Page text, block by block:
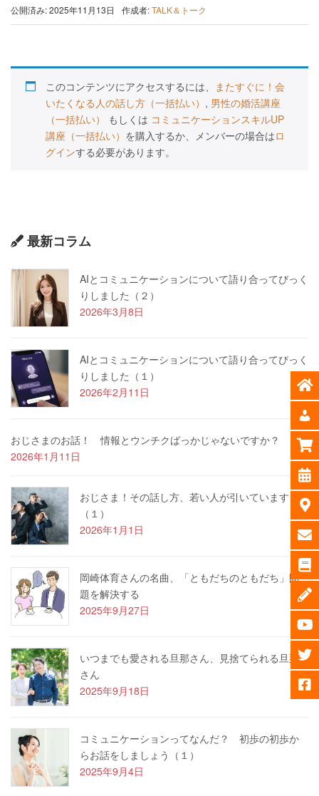
公開済み: 2025年11月13日 作成者:TALK＆トーク
このコンテンツにアクセスするには、 またすぐに！会
いたくなる人の話し方（一括払い） , 男性の婚活講座
（一括払い）
もしくは コミュニケーションスキルUP
講座（一括払い） を購入するか、メンバーの場合はロ
グインする必要があります。
最新コラム
AIとコミュニケーションについて語り合ってびっく
りしました（２）
2026年3月8日
AIとコミュニケーションについて語り合ってびっく
りしました（１）
2026年2月11日
おじさまのお話！ 情報とウンチクばっかじゃないですか？
2026年1月11日
おじさま！その話し方、若い人が引いています
（１）
2026年1月1日
岡崎体育さんの名曲、「ともだちのともだち」問
題を解決する
2025年9月27日
いつまでも愛される旦那さん、見捨てられる旦那
さん
2025年9月18日
コミュニケーションってなんだ？ 初歩の初歩か
らお話をしましょう（１）
2025年9月4日